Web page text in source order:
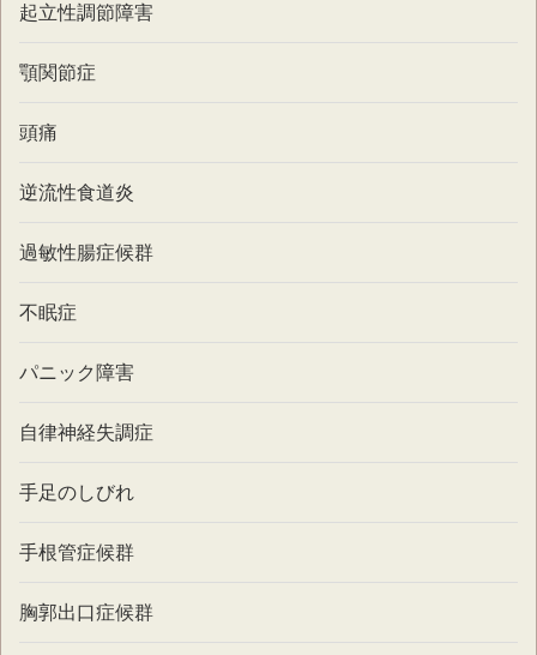
起立性調節障害
顎関節症
頭痛
逆流性食道炎
過敏性腸症候群
不眠症
パニック障害
自律神経失調症
手足のしびれ
手根管症候群
胸郭出口症候群